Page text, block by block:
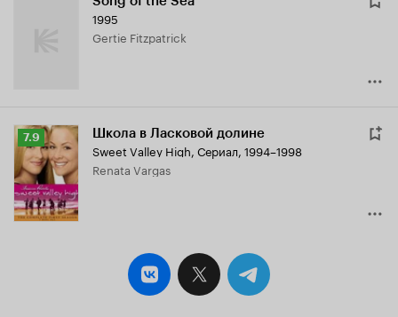
1995
Gertie Fitzpatrick
Рейтинг
Кинопоиска
7.9
7.9 Школа в Ласковой долине
Sweet Valley High, Сериал, 1994–1998
Renata Vargas